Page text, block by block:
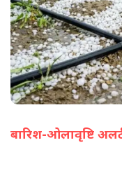
बारिश-ओलावृष्टि